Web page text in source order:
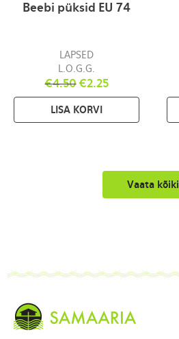
Beebi püksid EU 74
LAPSED
L.O.G.G.
€4.50 €2.25
LISA KORVI
Vaata kõiki